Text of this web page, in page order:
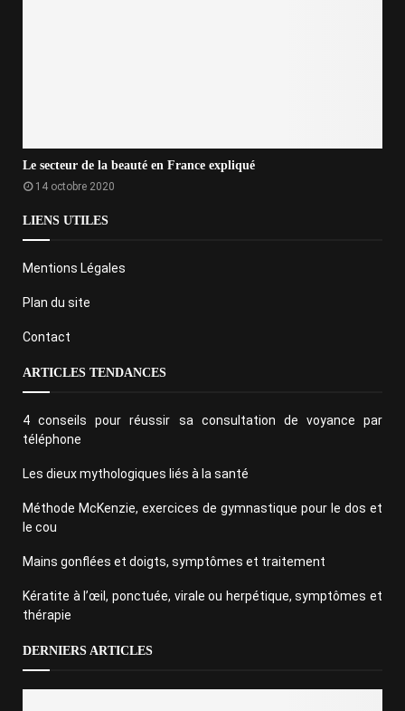
Le secteur de la beauté en France expliqué
14 octobre 2020
LIENS UTILES
Mentions Légales
Plan du site
Contact
ARTICLES TENDANCES
4 conseils pour réussir sa consultation de voyance par
téléphone
Les dieux mythologiques liés à la santé
Méthode McKenzie, exercices de gymnastique pour le dos et
le cou
Mains gonflées et doigts, symptômes et traitement
Kératite à l’œil, ponctuée, virale ou herpétique, symptômes et
thérapie
DERNIERS ARTICLES